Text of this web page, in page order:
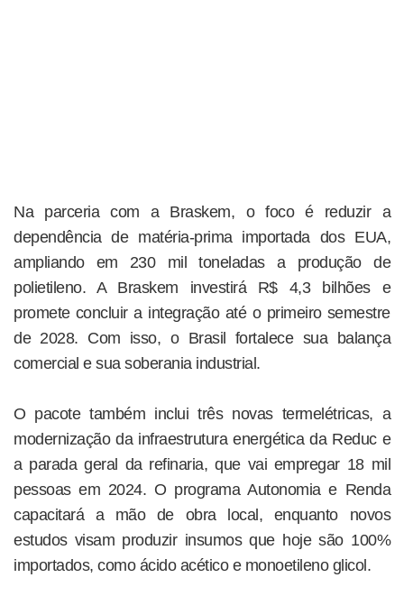
Na parceria com a Braskem, o foco é reduzir a
dependência de matéria-prima importada dos EUA,
ampliando em 230 mil toneladas a produção de
polietileno. A Braskem investirá R$ 4,3 bilhões e
promete concluir a integração até o primeiro semestre
de 2028. Com isso, o Brasil fortalece sua balança
comercial e sua soberania industrial.
O pacote também inclui três novas termelétricas, a
modernização da infraestrutura energética da Reduc e
a parada geral da refinaria, que vai empregar 18 mil
pessoas em 2024. O programa Autonomia e Renda
capacitará a mão de obra local, enquanto novos
estudos visam produzir insumos que hoje são 100%
importados, como ácido acético e monoetileno glicol.